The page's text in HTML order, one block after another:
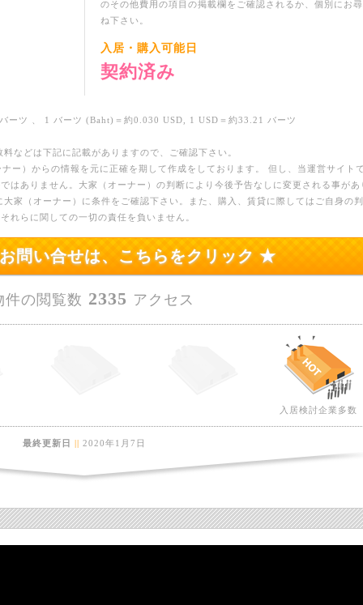
のその他費用の項目の掲載欄をご確認されるか、個別にお尋
ね下さい。
入居・購入可能日
契約済み
ツ 、 1 バーツ (Baht)＝約0.030 USD, 1 USD＝約33.21 バーツ
などは下記に記載がありますので、ご確認下さい。
ー）からの情報を元に正確を期して作成をしております。 但し、当運営サイト
はありません。大家（オーナー）の判断により今後予告なしに変更される事があ
家（オーナー）に条件をご確認下さい。また、購入、賃貸に際してはご自身の判
れらに関しての一切の責任を負いません。
問い合せは、こちらをクリック ★
件の閲覧数 2335 アクセス
入居検討企業多数
最終更新日 || 2020年1月7日